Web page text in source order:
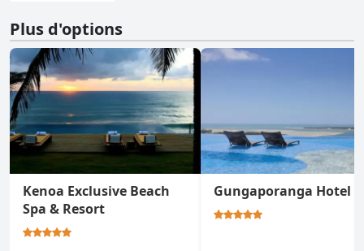
Plus d'options
Kenoa Exclusive Beach
Spa & Resort
Gungaporanga Hotel